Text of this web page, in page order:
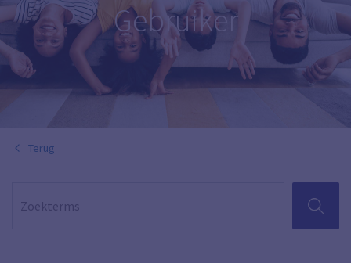
Gebruiker
Terug
ZOEKEN